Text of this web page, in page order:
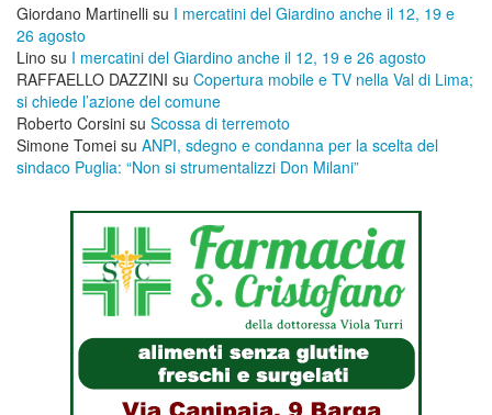
Giordano Martinelli su I mercatini del Giardino anche il 12, 19 e
26 agosto
Lino su I mercatini del Giardino anche il 12, 19 e 26 agosto
RAFFAELLO DAZZINI su ​Copertura mobile e TV nella Val di Lima;
si chiede l’azione del comune
Roberto Corsini su Scossa di terremoto
Simone Tomei su ANPI, sdegno e condanna per la scelta del
sindaco Puglia: “Non si strumentalizzi Don Milani”